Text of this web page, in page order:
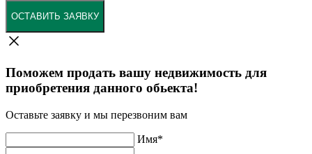
ОСТАВИТЬ ЗАЯВКУ
Поможем продать вашу недвижимость для
приобретения данного обьекта!
Оставьте заявку и мы перезвоним вам
Имя*